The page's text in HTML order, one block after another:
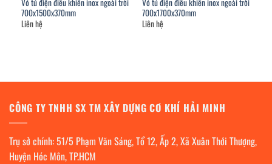
Vỏ tủ điện điều khiển inox ngoài trời
700x1500x370mm
Liên hệ
Vỏ tủ điện điều khiển inox ngoài trời
700x1700x370mm
Liên hệ
CÔNG TY TNHH SX TM XÂY DỰNG CƠ KHÍ HẢI MINH
Trụ sở chính: 51/5 Phạm Văn Sáng, Tổ 12, Ấp 2, Xã Xuân Thới Thượng,
Huyện Hóc Môn, TP.HCM